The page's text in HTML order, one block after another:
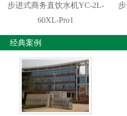
步进式商务直饮水机YC-2L-
60XL-Pro1
经典案例